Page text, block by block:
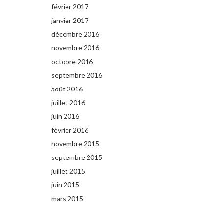
février 2017
janvier 2017
décembre 2016
novembre 2016
octobre 2016
septembre 2016
août 2016
juillet 2016
juin 2016
février 2016
novembre 2015
septembre 2015
juillet 2015
juin 2015
mars 2015